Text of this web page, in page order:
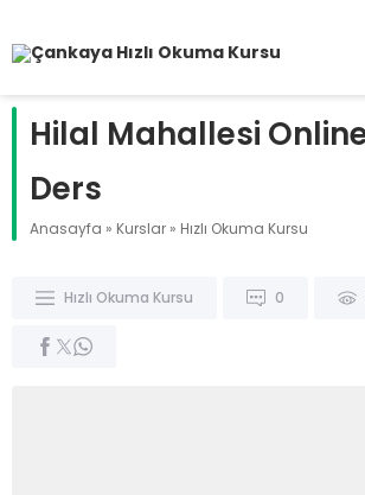
Hilal Mahallesi
Ders
Anasayfa » Kurslar » Hızlı Okuma Kursu
Hızlı Okuma Kursu 0